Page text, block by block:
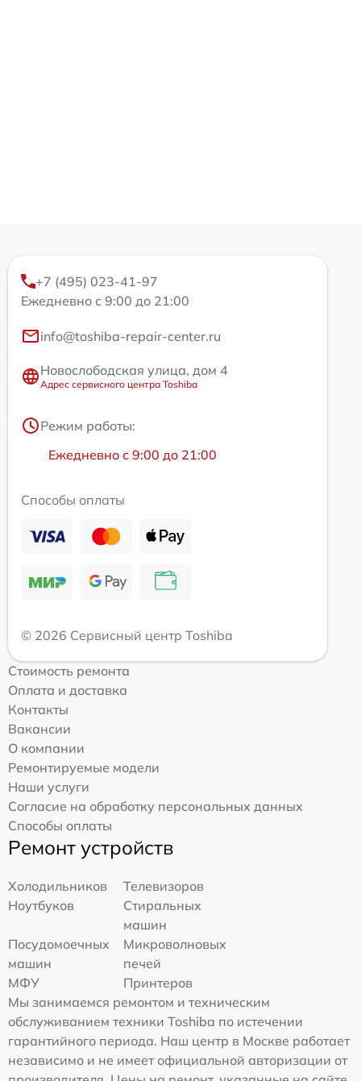
+7 (495) 023-41-97
Ежедневно с 9:00 до 21:00
info@toshiba-repair-center.ru
Новослободская улица, дом 4
Адрес сервисного центра Toshiba
Режим работы:
Ежедневно с 9:00 до 21:00
Способы оплаты
© 2026 Сервисный центр Toshiba
Стоимость ремонта
Оплата и доставка
Контакты
Вакансии
О компании
Ремонтируемые модели
Наши услуги
Согласие на обработку персональных данных
Способы оплаты
Ремонт устройств
Холодильников
Телевизоров
Ноутбуков
Стиральных
машин
Посудомоечных
машин
Микроволновых
печей
МФУ
Принтеров
Мы занимаемся ремонтом и техническим
обслуживанием техники Toshiba по истечении
гарантийного периода. Наш центр в Москве работает
независимо и не имеет официальной авторизации от